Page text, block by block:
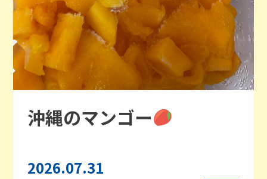
沖縄のマンゴー
2026.07.31